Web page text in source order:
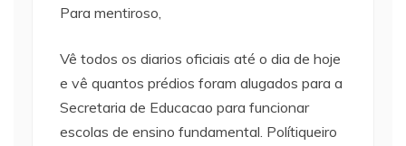
Para mentiroso,
Vê todos os diarios oficiais até o dia de hoje
e vê quantos prédios foram alugados para a
Secretaria de Educacao para funcionar
escolas de ensino fundamental. Polítiqueiro